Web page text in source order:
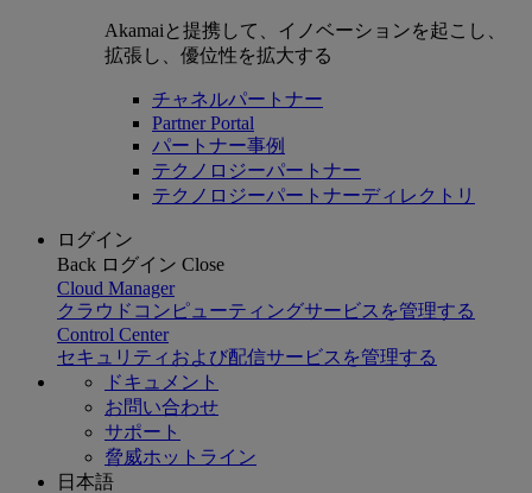
Akamaiと提携して、イノベーションを起こし、
拡張し、優位性を拡大する
チャネルパートナー
Partner Portal
パートナー事例
テクノロジーパートナー
テクノロジーパートナーディレクトリ
ログイン
Back ログイン Close
Cloud Manager
クラウドコンピューティングサービスを管理する
Control Center
セキュリティおよび配信サービスを管理する
ドキュメント
お問い合わせ
サポート
脅威ホットライン
日本語